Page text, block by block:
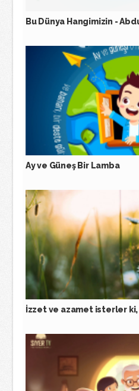
Bu Dünya Hangimizin -
Ay ve Güneş Bir Lamba
İzzet ve azamet isterler ki,